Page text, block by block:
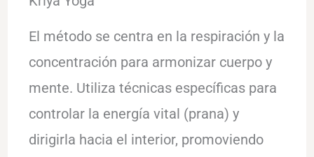
El método se centra en la respiración y la
concentración para armonizar cuerpo y
mente. Utiliza técnicas específicas para
controlar la energía vital (prana) y
dirigirla hacia el interior, promoviendo